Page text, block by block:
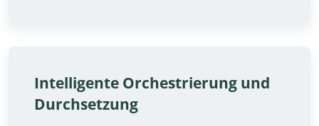
Intelligente Orchestrierung und
Durchsetzung